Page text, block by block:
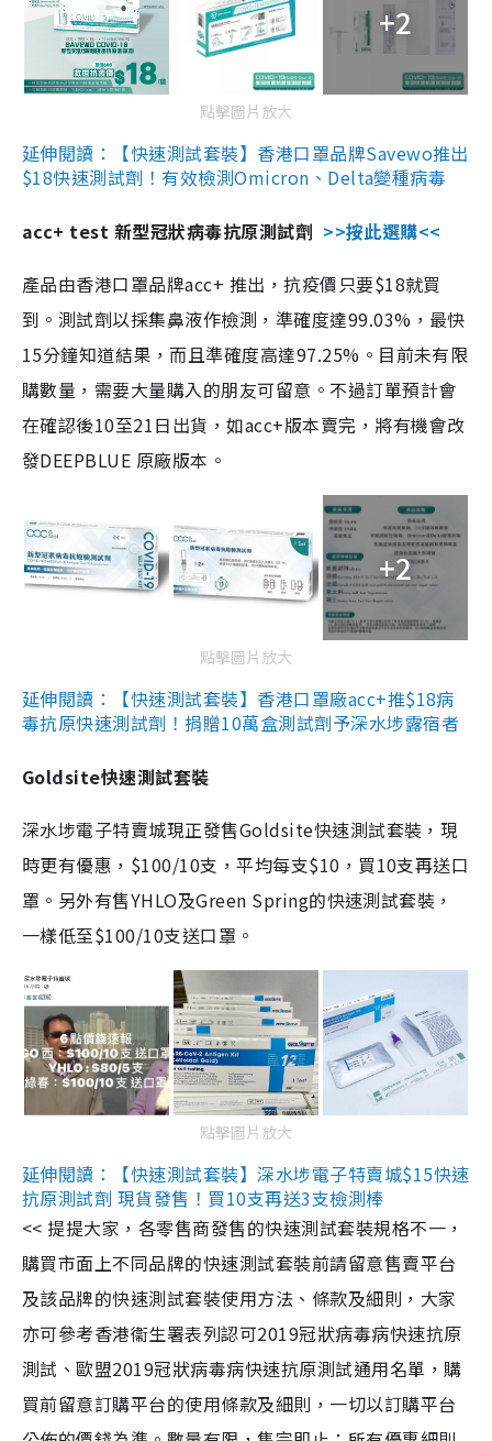
+2
點擊圖片放大
延伸閱讀：【快速測試套裝】香港口罩品牌Savewo推出
$18快速測試劑！有效檢測Omicron、Delta變種病毒
acc+ test 新型冠狀病毒抗原測試劑 >>按此選購<<
產品由香港口罩品牌acc+ 推出，抗疫價只要$18就買
到。測試劑以採集鼻液作檢測，準確度達99.03%，最快
15分鐘知道結果，而且準確度高達97.25%。目前未有限
購數量，需要大量購入的朋友可留意。不過訂單預計會
在確認後10至21日出貨，如acc+版本賣完，將有機會改
發DEEPBLUE 原廠版本。
+2
點擊圖片放大
延伸閱讀：【快速測試套裝】香港口罩廠acc+推$18病
毒抗原快速測試劑！捐贈10萬盒測試劑予深水埗露宿者
Goldsite快速測試套裝
深水埗電子特賣城現正發售Goldsite快速測試套裝，現
時更有優惠，$100/10支，平均每支$10，買10支再送口
罩。另外有售YHLO及Green Spring的快速測試套裝，
一樣低至$100/10支送口罩。
點擊圖片放大
延伸閱讀：【快速測試套裝】深水埗電子特賣城$15快速
抗原測試劑 現貨發售！買10支再送3支檢測棒
<< 提提大家，各零售商發售的快速測試套裝規格不一，
購買市面上不同品牌的快速測試套裝前請留意售賣平台
及該品牌的快速測試套裝使用方法、條款及細則，大家
亦可參考香港衞生署表列認可2019冠狀病毒病快速抗原
測試、歐盟2019冠狀病毒病快速抗原測試通用名單，購
買前留意訂購平台的使用條款及細則，一切以訂購平台